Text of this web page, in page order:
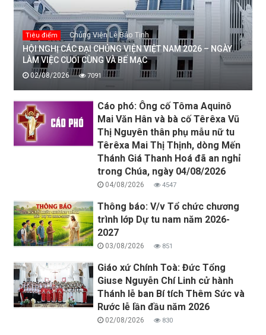
Tiêu điểm Chủng Viện Lê Bảo Tịnh
HỘI NGHỊ CÁC ĐẠI CHỦNG VIỆN VIỆT NAM 2026 – NGÀY
LÀM VIỆC CUỐI CÙNG VÀ BẾ MẠC
02/08/2026 7091
Cáo phó: Ông cố Tôma Aquinô
Mai Văn Hân và bà cố Têrêxa Vũ
Thị Nguyên thân phụ mẫu nữ tu
Têrêxa Mai Thị Thịnh, dòng Mến
Thánh Giá Thanh Hoá đã an nghỉ
trong Chúa, ngày 04/08/2026
04/08/2026 4547
Thông báo: V/v Tổ chức chương
trình lớp Dự tu nam năm 2026-
2027
03/08/2026 851
Giáo xứ Chính Toà: Đức Tổng
Giuse Nguyễn Chí Linh cử hành
Thánh lễ ban Bí tích Thêm Sức và
Rước lễ lần đầu năm 2026
02/08/2026 830